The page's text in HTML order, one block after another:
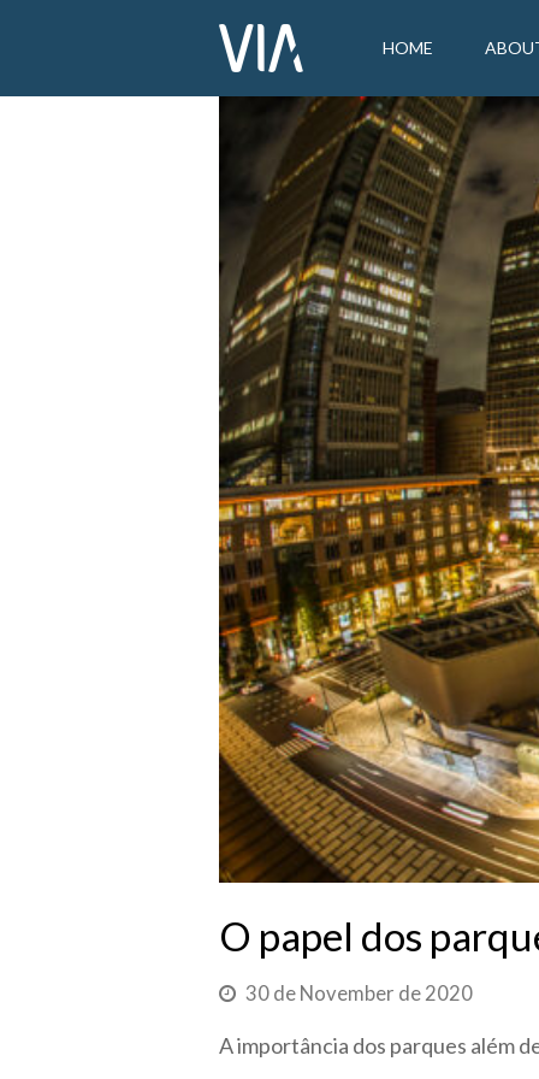
HOME
O papel dos
30 de November de 2020
A importância dos parques além